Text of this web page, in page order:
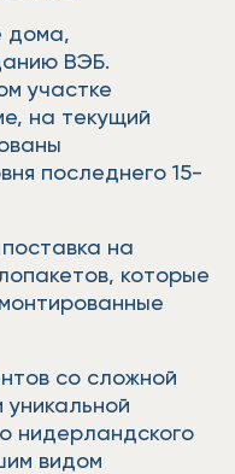
дома,
ВЭБ.
участке
на текущий
последнего 15-
на
которые
со сложной
уникальной
нидерландского
видом